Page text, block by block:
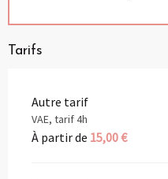
Tarifs
Autre tarif
VAE, tarif 4h
À partir de 15,00 €